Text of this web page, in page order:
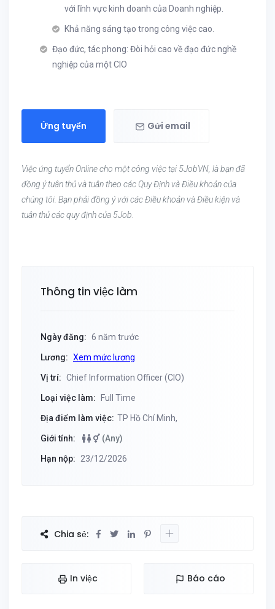
với lĩnh vực kinh doanh của Doanh nghiệp.
Khả năng sáng tạo trong công việc cao.
Đạo đức, tác phong: Đòi hỏi cao về đạo đức nghề
nghiệp của một CIO
Ứng tuyển Gửi email
Việc ứng tuyển Online cho một công việc tại 5JobVN, là bạn đã
đồng ý tuân thủ và tuân theo các Quy Định và Điều khoản của
chúng tôi. Bạn phải đồng ý với các Điều khoản và Điều kiện và
tuân thủ các quy định của 5Job.
Thông tin việc làm
Ngày đăng: 6 năm trước
Lương: Xem mức lương
Vị trí: Chief Information Officer (CIO)
Loại việc làm: Full Time
Địa điểm làm việc: TP Hồ Chí Minh,
Giới tính: (Any)
Hạn nộp: 23/12/2026
Chia sẻ:
In việc Báo cáo